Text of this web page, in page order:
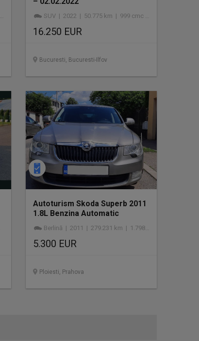
SUV | 2022 | 50.775 km | 999 cmc | hibrid
16.250 EUR
Bucuresti, Bucuresti-Ilfov
Autoturism Skoda Superb 2011
1.8L Benzina Automatic
Berlină | 2011 | 279.231 km | 1.798 cmc | benzină
5.300 EUR
Ploiesti, Prahova